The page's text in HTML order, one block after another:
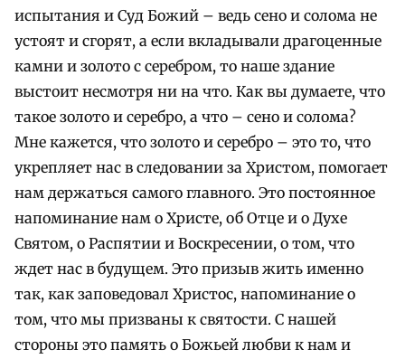
испытания и Суд Божий – ведь сено и солома не
устоят и сгорят, а если вкладывали драгоценные
камни и золото с серебром, то наше здание
выстоит несмотря ни на что. Как вы думаете, что
такое золото и серебро, а что – сено и солома?
Мне кажется, что золото и серебро – это то, что
укрепляет нас в следовании за Христом, помогает
нам держаться самого главного. Это постоянное
напоминание нам о Христе, об Отце и о Духе
Святом, о Распятии и Воскресении, о том, что
ждет нас в будущем. Это призыв жить именно
так, как заповедовал Христос, напоминание о
том, что мы призваны к святости. С нашей
стороны это память о Божьей любви к нам и